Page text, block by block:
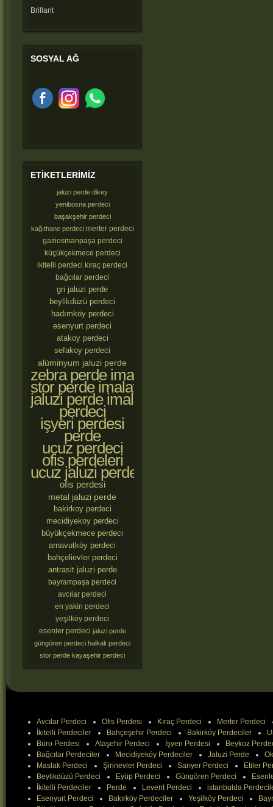
Brillant
SOSYAL AĞ
ETIKETLERIMIZ
jaluzi perde dikey
yenibosna perdeci
başakşehir perdeci
kağıthane perdeci merter perdeci
gaziosmanpaşa perdeci
küçükçekmece perdeci
ikitelli perdeci kıraç perdeci
bağcılar perdeci
gri jaluzi perde
beylikdüzü perdeci
hadımköy perdeci
esenyurt perdeci
atakoy perdeci
sefakoy perdeci
alüminyum jaluzi perde
zebra perde imalatçıları
stor perde imalatçıları
jaluzi perde imalatçıları
perdeci
işyeri perdesi
perde
ucuz perdeci
ofis perdeleri
ucuz jaluzi perde
ofis perdesi
metal jaluzi perde
bakirkoy perdeci
mecidiyekoy perdeci
büyükçekmece perdeci
arnavutköy perdeci
bahçelievler perdeci
antrasit jaluzi perde
bayrampaşa perdeci
avcılar perdeci
en yakin perdeci
yeşilköy perdeci
esenler perdeci jaluzi perde
güngören perdeci halkalı perdeci
stor perde kayaşehir perdeci
Avcılar Perdeci Ofis Perdesi Kıraç Perdeci
Merter Perdeci
İkitelli Perdeciler
Bahçeşehir Perdeci Bakirköy Perdeciler
Büro Perdesi
Ataşehir Perdeci İşyeri Perdesi
Beykoz
Bağcılar Perdeciler
Mecidiyeköy Perdeciler Jaluzi Perde
Maslak Perdeci
Şirinevler Perdeci Sarıyer Perdeci
Etiler
Beylikdüzü Perdeci
Eyüp Perdeci Güngören Perdeci
İkitelli Perdeciler
Perde Levent Perdeci
istanbulda
Esenyurt Perdeci
Bakırköy Perdeciler Yeşilköy Perdeci